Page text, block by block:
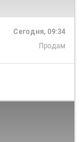
Сегодня, 09:34
Продам